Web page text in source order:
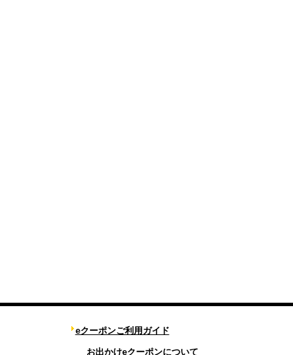
eクーポンご利用ガイド
お出かけeクーポンについて